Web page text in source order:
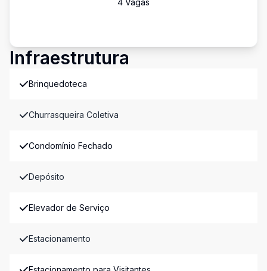
4 Vagas
Infraestrutura
Brinquedoteca
Churrasqueira Coletiva
Condomínio Fechado
Depósito
Elevador de Serviço
Estacionamento